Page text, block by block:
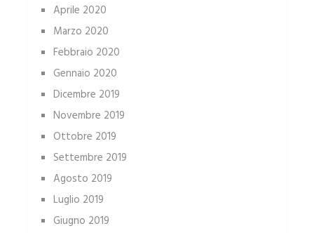
Aprile 2020
Marzo 2020
Febbraio 2020
Gennaio 2020
Dicembre 2019
Novembre 2019
Ottobre 2019
Settembre 2019
Agosto 2019
Luglio 2019
Giugno 2019